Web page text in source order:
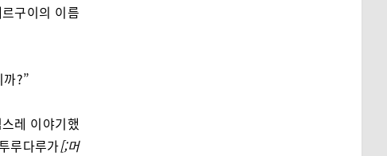
구이의 이름
?”
레 이야기했
루다루가[;머